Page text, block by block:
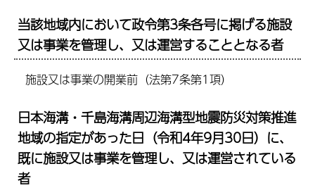
当該地域内において政令第3条各号に掲げる施設
又は事業を管理し、又は運営することとなる者
施設又は事業の開業前（法第7条第1項）
日本海溝・千島海溝周辺海溝型地震防災対策推進
地域の指定があった日（令和4年9月30日）に、
既に施設又は事業を管理し、又は運営されている
者